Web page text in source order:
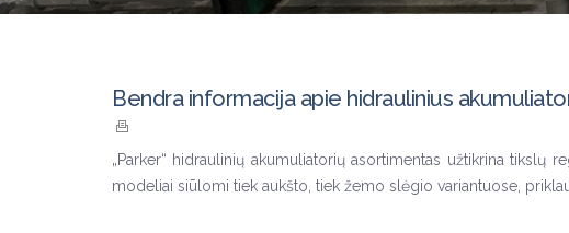
Bendra informacija apie hidraulinius
„Parker“ hidraulinių akumuliatorių asortimentas užtikrina
modeliai siūlomi tiek aukšto, tiek žemo slėgio variantuose,